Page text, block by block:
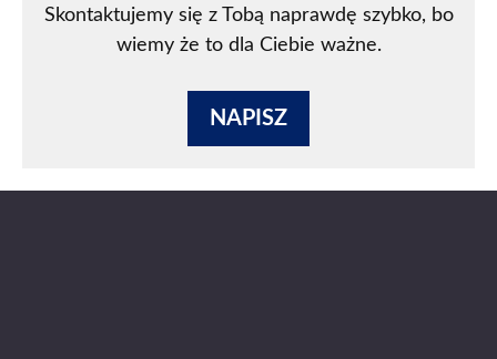
Skontaktujemy się z Tobą naprawdę szybko, bo
wiemy że to dla Ciebie ważne.
NAPISZ